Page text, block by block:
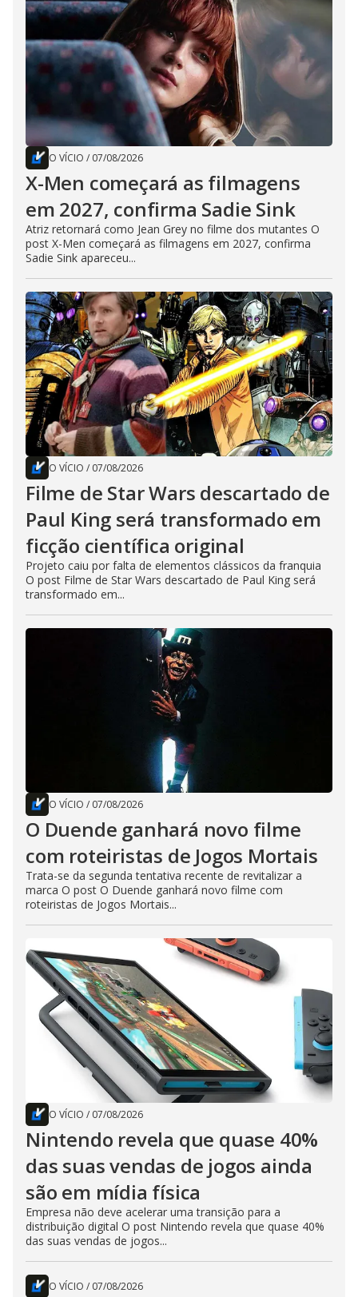
O VÍCIO / 07/08/2026
X-Men começará as filmagens
em 2027, confirma Sadie Sink
Atriz retornará como Jean Grey no filme dos mutantes O
post X-Men começará as filmagens em 2027, confirma
Sadie Sink apareceu...
O VÍCIO / 07/08/2026
Filme de Star Wars descartado de
Paul King será transformado em
ficção científica original
Projeto caiu por falta de elementos clássicos da franquia
O post Filme de Star Wars descartado de Paul King será
transformado em...
O VÍCIO / 07/08/2026
O Duende ganhará novo filme
com roteiristas de Jogos Mortais
Trata-se da segunda tentativa recente de revitalizar a
marca O post O Duende ganhará novo filme com
roteiristas de Jogos Mortais...
O VÍCIO / 07/08/2026
Nintendo revela que quase 40%
das suas vendas de jogos ainda
são em mídia física
Empresa não deve acelerar uma transição para a
distribuição digital O post Nintendo revela que quase 40%
das suas vendas de jogos...
O VÍCIO / 07/08/2026